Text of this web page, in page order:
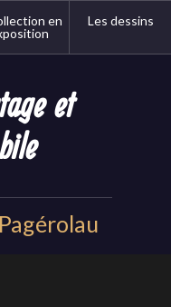
en
Les dessins
et